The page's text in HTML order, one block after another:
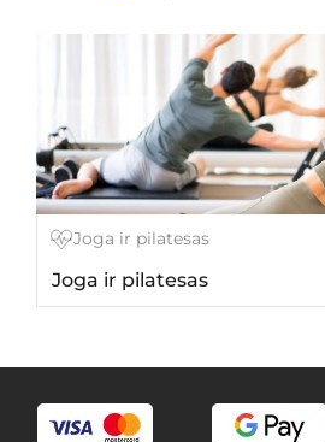
Joga ir pilatesas
Joga ir pilatesas